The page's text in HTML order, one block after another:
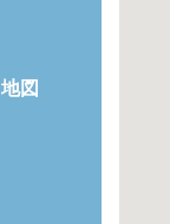
地図